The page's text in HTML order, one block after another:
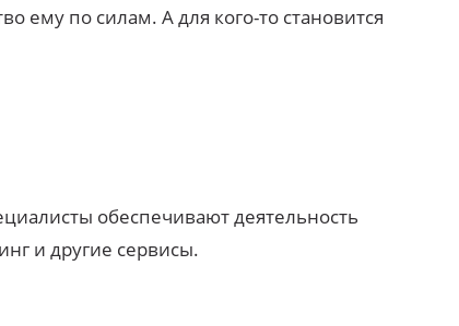
ему по силам. А для кого-то становится
обеспечивают деятельность
и другие сервисы.